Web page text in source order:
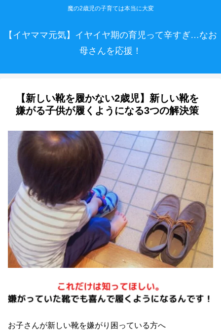
魔の2歳児の子育ては本当に大変
【イヤママ元気】イヤイヤ期の育児って辛すぎ…なお
母さんを応援！
【新しい靴を履かない2歳児】新しい靴を
嫌がる子供が履くようになる3つの解決策
お子さんが新しい靴を嫌がり困っている方へ